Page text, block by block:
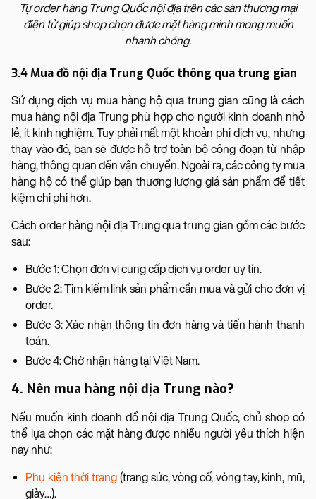
Tự order hàng Trung Quốc nội địa trên các sàn thương mại
điện tử giúp shop chọn được mặt hàng mình mong muốn
nhanh chóng.
3.4 Mua đồ nội địa Trung Quốc thông qua trung gian
Sử dụng dịch vụ mua hàng hộ qua trung gian cũng là cách
mua hàng nội địa Trung phù hợp cho người kinh doanh nhỏ
lẻ, ít kinh nghiệm. Tuy phải mất một khoản phí dịch vụ, nhưng
thay vào đó, bạn sẽ được hỗ trợ toàn bộ công đoạn từ nhập
hàng, thông quan đến vận chuyển. Ngoài ra, các công ty mua
hàng hộ có thể giúp bạn thương lượng giá sản phẩm để tiết
kiệm chi phí hơn.
Cách order hàng nội địa Trung qua trung gian gồm các bước
sau:
Bước 1: Chọn đơn vị cung cấp dịch vụ order uy tín.
Bước 2: Tìm kiếm link sản phẩm cần mua và gửi cho đơn vị
order.
Bước 3: Xác nhận thông tin đơn hàng và tiến hành thanh
toán.
Bước 4: Chờ nhận hàng tại Việt Nam.
4. Nên mua hàng nội địa Trung nào?
Nếu muốn kinh doanh đồ nội địa Trung Quốc, chủ shop có
thể lựa chọn các mặt hàng được nhiều người yêu thích hiện
nay như:
Phụ kiện thời trang (trang sức, vòng cổ, vòng tay, kính, mũ,
giày…).